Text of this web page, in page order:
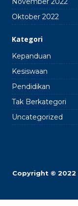
Oktober 2022
Kategori
Kepanduan
Kesiswaan
Pendidikan
Tak Berkategori
Uncategorized
Copyright © 2022